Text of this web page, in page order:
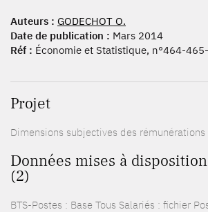
Auteurs : GODECHOT O.
Date de publication : Mars 2014
Réf : Économie et Statistique, n°464-
Projet
Dimensions subjectives des rémunérations
Données mises à
(2)
BTS-Postes : Base Tous Salariés : fichier